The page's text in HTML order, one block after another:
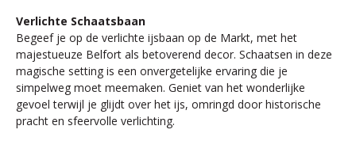
Verlichte Schaatsbaan
Begeef je op de verlichte ijsbaan op de Markt, met het
majestueuze Belfort als betoverend decor. Schaatsen in deze
magische setting is een onvergetelijke ervaring die je
simpelweg moet meemaken. Geniet van het wonderlijke
gevoel terwijl je glijdt over het ijs, omringd door historische
pracht en sfeervolle verlichting.